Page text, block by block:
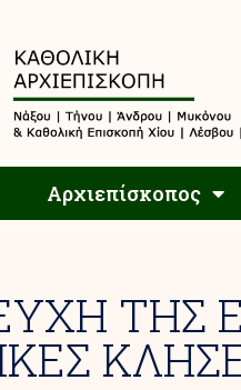
Αρχιεπίσκοπος
ΤΗΣ